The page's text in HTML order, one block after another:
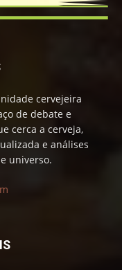
cervejeira
de debate e
cerca a cerveja,
e análises
universo.